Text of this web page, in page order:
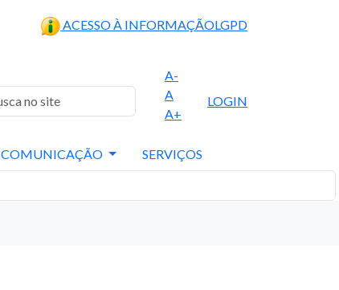
ACESSO À INFORMAÇÃOLGPD
A-
A
A+
LOGIN
COMUNICAÇÃO SERVIÇOS